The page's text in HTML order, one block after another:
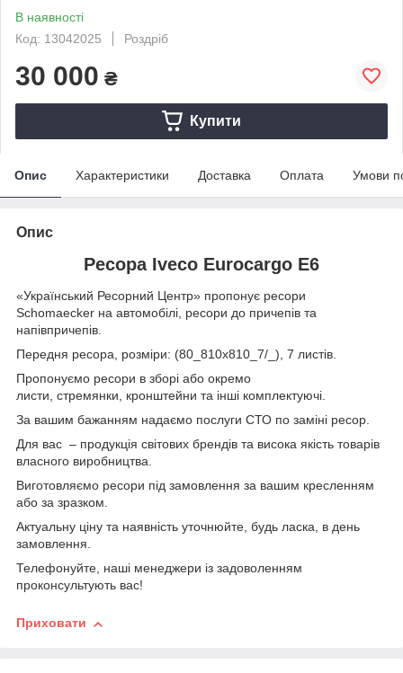
В наявності
Код: 13042025
Роздріб
30 000 ₴
Купити
Опис Характеристики Доставка Оплата Умови
Опис
Ресора Iveco Eurocargo E6
«Український Ресорний Центр» пропонує ресори
Schomaecker на автомобілі, ресори до причепів та
напівпричепів.
Передня ресора, розміри: (80_810х810_7/_), 7 листів.
Пропонуємо ресори в зборі або окремо
листи, стремянки, кронштейни та інші комплектуючі.
За вашим бажанням надаємо послуги СТО по заміні ресор.
Для вас – продукція світових брендів та висока якість товарів
власного виробництва.
Виготовляємо ресори під замовлення за вашим кресленням
або за зразком.
Актуальну ціну та наявність уточнюйте, будь ласка, в день
замовлення.
Телефонуйте, наші менеджери із задоволенням
проконсультують вас!
Приховати